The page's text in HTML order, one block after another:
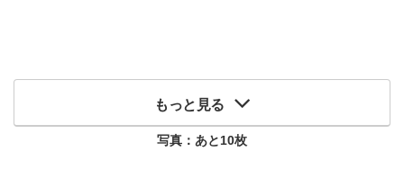
もっと見る
写真：あと10枚